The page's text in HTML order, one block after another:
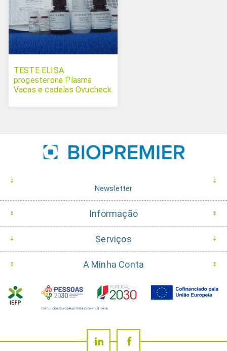
TESTE ELISA
progesterona Plasma
Vacas e cadelas Ovucheck
Newsletter
Informação
Serviços
A Minha Conta